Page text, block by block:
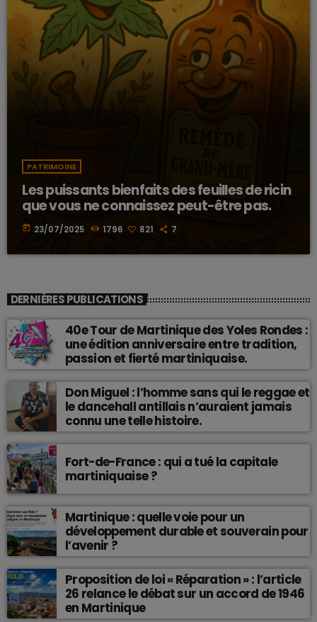
PATRIMOINE
Les puissants bienfaits des feuilles de ricin
que vous ne connaissez peut-être pas.
today 23/07/2025 1796 821 7
DERNIÈRES PUBLICATIONS
40e Tour de Martinique des Yoles Rondes :
une édition anniversaire entre tradition,
passion et fierté martiniquaise.
Don Miguel : l’homme sans qui le reggae et
le dancehall antillais n’auraient jamais
connu une telle histoire.
Fort-de-France : qui a tué la capitale
martiniquaise ?
Martinique : quelle voie pour un
développement durable et souverain pour
l’avenir ?
Proposition de loi « Réparation » : l’article
26 relance le débat sur un accord de 1946
en Martinique